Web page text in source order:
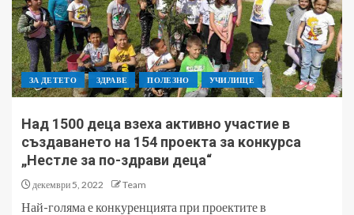
ЗА ДЕТЕТО ЗДРАВЕ ПОЛЕЗНО УЧИЛИЩЕ
Над 1500 деца взеха активно участие в
създаването на 154 проекта за конкурса
„Нестле за по-здрави деца“
декември 5, 2022 Team
Най-голяма е конкуренцията при проектите в